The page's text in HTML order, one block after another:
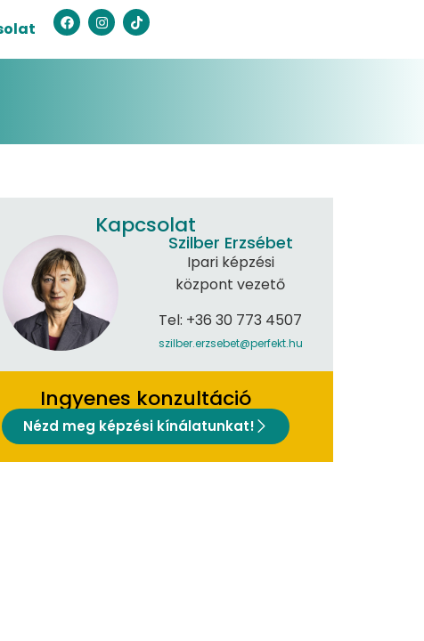
Kapcsolat
Szilber Erzsébet
Ipari képzési
központ vezető
Tel: +36 30 773 4507
szilber.erzsebet@perfekt.hu
Ingyenes konzultáció
Nézd meg képzési kínálatunkat!